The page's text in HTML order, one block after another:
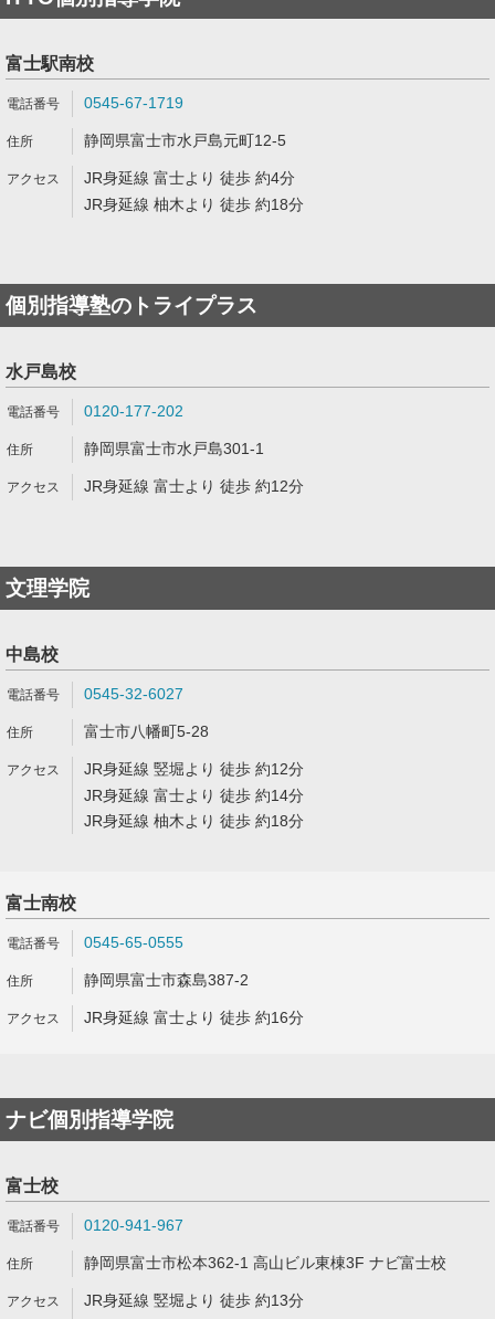
富士駅南校
0545-67-1719
静岡県富士市水戸島元町12-5
JR身延線 富士より 徒歩 約4分
JR身延線 柚木より 徒歩 約18分
個別指導塾のトライプラス
水戸島校
0120-177-202
静岡県富士市水戸島301-1
JR身延線 富士より 徒歩 約12分
文理学院
中島校
0545-32-6027
富士市八幡町5-28
JR身延線 竪堀より 徒歩 約12分
JR身延線 富士より 徒歩 約14分
JR身延線 柚木より 徒歩 約18分
富士南校
0545-65-0555
静岡県富士市森島387-2
JR身延線 富士より 徒歩 約16分
ナビ個別指導学院
富士校
0120-941-967
静岡県富士市松本362-1 高山ビル東棟3F ナビ富士校
JR身延線 竪堀より 徒歩 約13分